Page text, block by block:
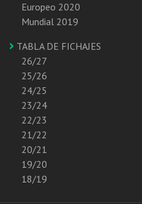
Europeo 2020
Mundial 2019
TABLA DE FICHAJES
26/27
25/26
24/25
23/24
22/23
21/22
20/21
19/20
18/19